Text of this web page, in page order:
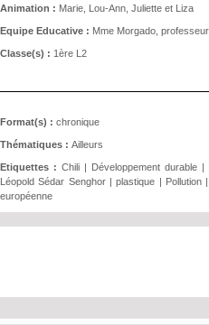
Animation : Marie, Lou-Ann, Juliette et Liza
Equipe Educative : Mme Morgado, professeur
Classe(s) : 1è​re​ L2
Format(s) : chronique
Thématiques : Ailleurs
Etiquettes :Chili Développement durable
Léopold Sédar Senghor|plastique Pollution
européenne